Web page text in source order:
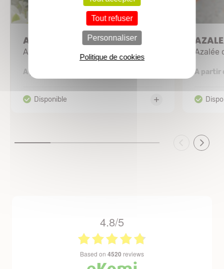
AZALEA japonica 'Palestrina'
Azalée du Japon
A partir de
Azalée
A partir
4.8/5
based on 4520 reviews
Tout refuser
Personnaliser
Politique de cookies